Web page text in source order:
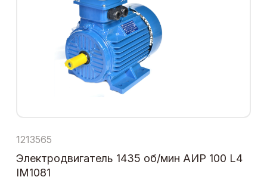
1213565
Электродвигатель 1435 об/мин АИР 100 L4
IM1081